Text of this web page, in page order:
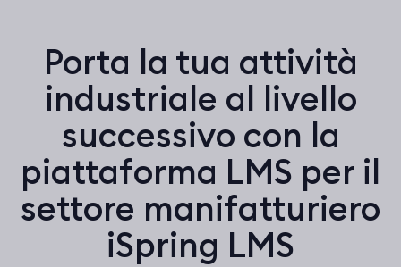
Porta la tua attività
industriale al livello
successivo con la
piattaforma LMS per il
settore manifatturiero
iSpring LMS